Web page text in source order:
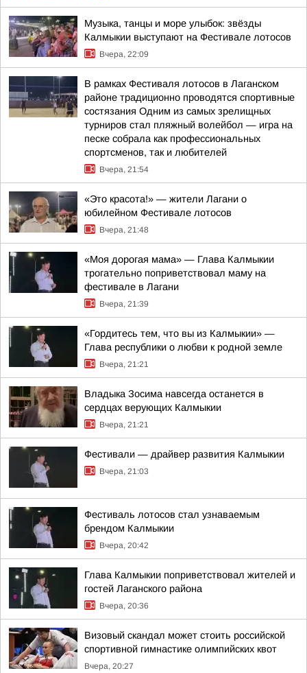
Музыка, танцы и море улыбок: звёзды
Калмыкии выступают на Фестивале лотосов
Вчера, 22:09
В рамках Фестиваля лотосов в Лаганском
районе традиционно проводятся спортивные
состязания Одним из самых зрелищных
турниров стал пляжный волейбол — игра на
песке собрала как профессиональных
спортсменов, так и любителей
Вчера, 21:54
«Это красота!» — жители Лагани о
юбилейном Фестивале лотосов
Вчера, 21:48
«Моя дорогая мама» — Глава Калмыкии
трогательно поприветствовал маму на
фестивале в Лагани
Вчера, 21:39
«Гордитесь тем, что вы из Калмыкии» —
Глава республики о любви к родной земле
Вчера, 21:21
Владыка Зосима навсегда останется в
сердцах верующих Калмыкии
Вчера, 21:21
Фестивали — драйвер развития Калмыкии
Вчера, 21:03
Фестиваль лотосов стал узнаваемым
брендом Калмыкии
Вчера, 20:42
Глава Калмыкии поприветствовал жителей и
гостей Лаганского района
Вчера, 20:36
Визовый скандал может стоить российской
спортивной гимнастике олимпийских квот
Вчера, 20:27